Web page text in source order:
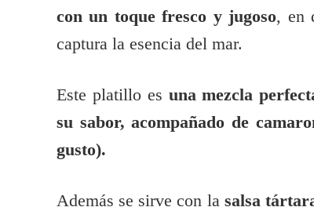
con un toque fresco y jugoso, en
captura la esencia del mar.
Este platillo es una mezcla
su sabor, acompañado de
gusto).
Además se sirve con lasalsa